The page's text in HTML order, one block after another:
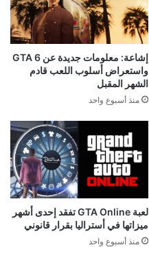
إشاعة: معلومات جديدة عن GTA 6
واستعراض أسلوب اللعب قادم
الشهر المقبل
منذ أسبوع واحد
لعبة GTA Online تفقد إحدى أشهر
ميزاتها في أستراليا بقرار قانوني
منذ أسبوع واحد